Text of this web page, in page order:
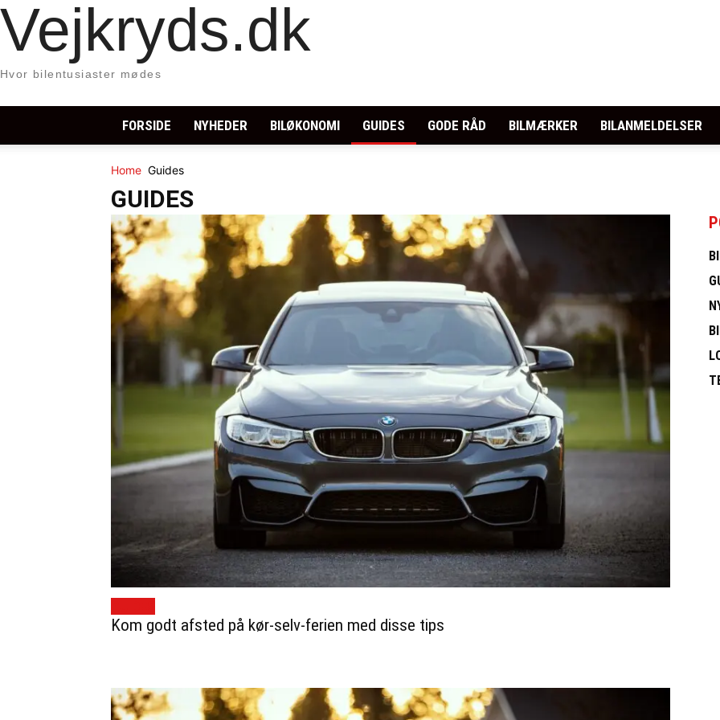
Vejkryds.dk
Hvor bilentusiaster mødes
FORSIDE NYHEDER BILØKONOMI GUIDES GODE RÅD BILMÆRKER BILANMELDELSER
Home Guides
GUIDES
Kom godt afsted på kør-selv-ferien med disse tips